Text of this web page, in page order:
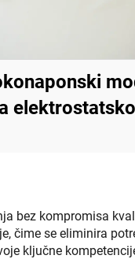
elektrostatsko
bez kompromisa
čime se eliminira
ključne